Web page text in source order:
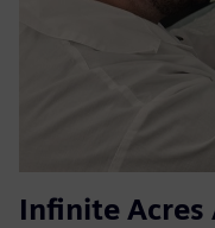
Infinite Acres